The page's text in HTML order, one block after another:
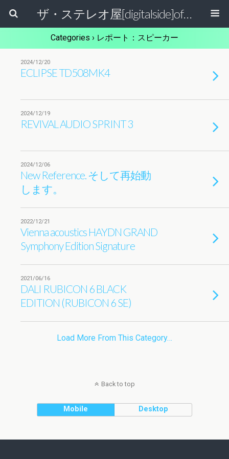
ザ・ステレオ屋[digitalside]official blog.
Categories › レポート：スピーカー
2024/12/20
ECLIPSE TD508MK4
2024/12/19
REVIVAL AUDIO SPRINT 3
2024/12/06
New Reference. そして再始動
します。
2022/12/21
Vienna acoustics HAYDN GRAND
Symphony Edition Signature
2021/06/16
DALI RUBICON 6 BLACK
EDITION (RUBICON 6 SE)
Load More From This Category…
Back to top
Mobile Desktop